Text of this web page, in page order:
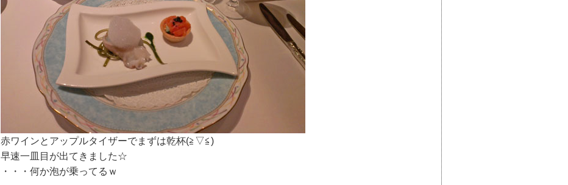
赤ワインとアップルタイザーでまずは乾杯(≧▽≦)
早速一皿目が出てきました☆
・・・何か泡が乗ってるｗ